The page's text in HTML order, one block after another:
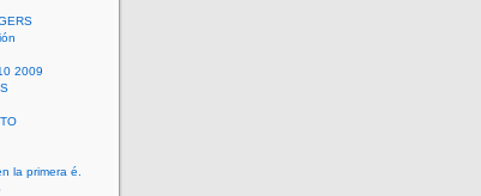
2009
la primera é.